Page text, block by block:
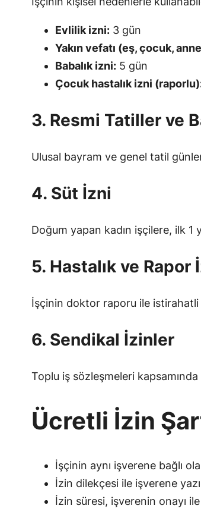
Evlilik izni:3 gün
Yakın vefatı (eş, çocuk,
Babalık izni:5 gün
Çocuk hastalık izni
3. Resmi Tatiller ve
Ulusal bayram ve genel tatil
4. Süt İzni
Doğum yapan kadın işçilere, ilk 1
5. Hastalık ve Rapor
İşçinin doktor raporu ile
6. Sendikal İzinler
Toplu iş sözleşmeleri
Ücretli İzin
İşçinin aynı işverene bağlı
İzin dilekçesi ile işverene
İzin süresi, işverenin onayı